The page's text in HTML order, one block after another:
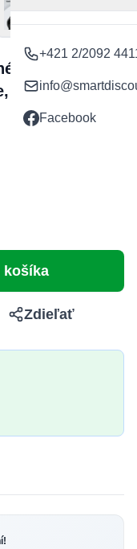
+421 2/2092
Facebook
pancierové
košíka
Zdieľať